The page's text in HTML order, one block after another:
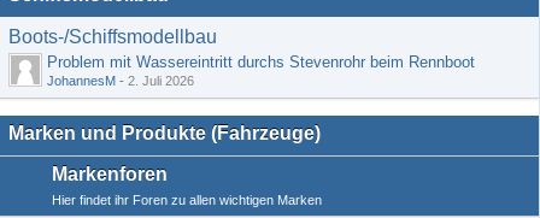
Boots-/Schiffsmodellbau
Problem mit Wassereintritt durchs Stevenrohr beim Rennboot
JohannesM - 2. Juli 2026
Marken und Produkte (Fahrzeuge)
Markenforen
Hier findet ihr Foren zu allen wichtigen Marken